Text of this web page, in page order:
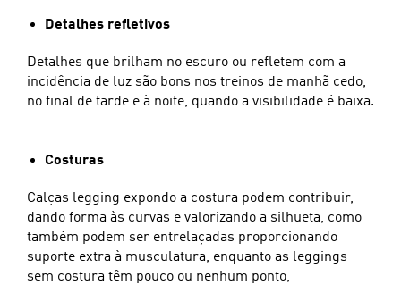
Detalhes refletivos
Detalhes que brilham no escuro ou refletem com a
incidência de luz são bons nos treinos de manhã cedo,
no final de tarde e à noite, quando a visibilidade é baixa.
Costuras
Calças legging expondo a costura podem contribuir,
dando forma às curvas e valorizando a silhueta, como
também podem ser entrelaçadas proporcionando
suporte extra à musculatura, enquanto as leggings
sem costura têm pouco ou nenhum ponto,